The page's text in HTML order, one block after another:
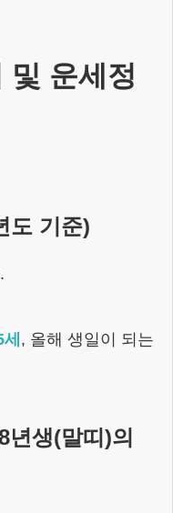
및 운세정
도 기준)
세 , 올해 생일이 되는
년생(말띠)의